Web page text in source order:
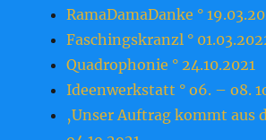
RamaDamaDanke °
Faschingskranzl °
Quadrophonie ° 24.10.2021
Ideenwerkstatt ° o6. – o8.
‚Unser Auftrag kommt aus